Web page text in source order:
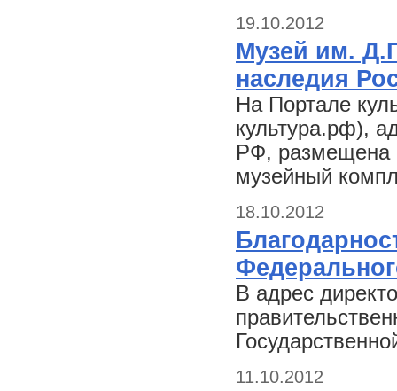
19.10.2012
Музей им.
наследия
На Портале
культура.рф),
РФ, размещена
музейный
18.10.2012
В адрес
11.10.2012